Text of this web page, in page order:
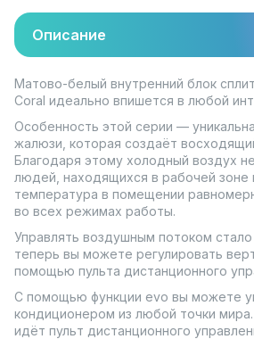
Описание
Матово-белый внутренний блок
Coral идеально впишется в любой
Особенность этой серии —
жалюзи, которая создаёт
Благодаря этому холодный воздух
людей, находящихся в рабочей зоне
температура в помещении
во всех режимах работы.
Управлять воздушным потоком
теперь вы можете регулировать
помощью пульта дистанционного
С помощью функции evo вы можете
кондиционером из любой точки
идёт пульт дистанционного